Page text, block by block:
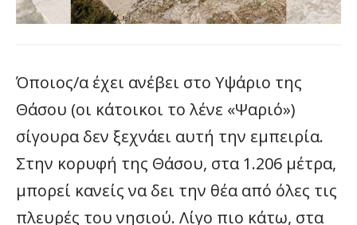
Όποιος/α έχει ανέβει στο Υψάριο της
Θάσου (οι κάτοικοι το λένε «Ψαριό»)
σίγουρα δεν ξεχνάει αυτή την εμπειρία.
Στην κορυφή της Θάσου, στα 1.206 μέτρα,
μπορεί κανείς να δει την θέα από όλες τις
πλευρές του νησιού. Λίγο πιο κάτω, στα